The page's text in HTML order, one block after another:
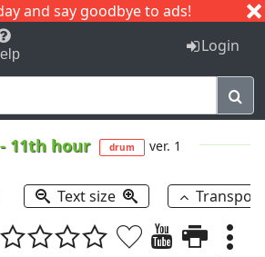
and say goodbye to ads!
I J
Login
- 11th hour drum ver. 1
Text size